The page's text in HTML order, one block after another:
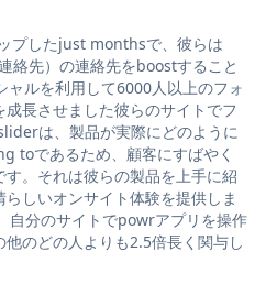
プしたjust monthsで、彼らは
絡先）の連絡先をboostすること
ルを利用して6000人以上のフォ
長させました彼らのサイトでフ
は、製品が実際にどのように
toであるため、顧客にすばやく
。それは彼らの製品を上手に紹
しいオンサイト体験を提供しま
自分のサイトでpowrアプリを操作
のどの人よりも2.5倍長く関与し